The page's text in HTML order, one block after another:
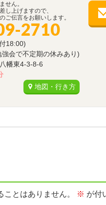
せん。
し上げますので、
ご伝言をお願いします。
2710
18:00)
強会で不定期の休みあり)
幡東4-3-8-6
地図・行き方
とはありません。 ※ が付